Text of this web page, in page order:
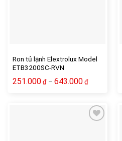
Ron tủ lạnh Elextrolux Model
ETB3200SC-RVN
251.000 ₫– 643.000 ₫